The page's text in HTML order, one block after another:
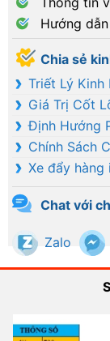
Hướng
Chia sẻ
Triết Lý Kinh
Giá Trị Cốt
Định Hướng
Chính Sách
Xe đẩy
Chat với
Zalo